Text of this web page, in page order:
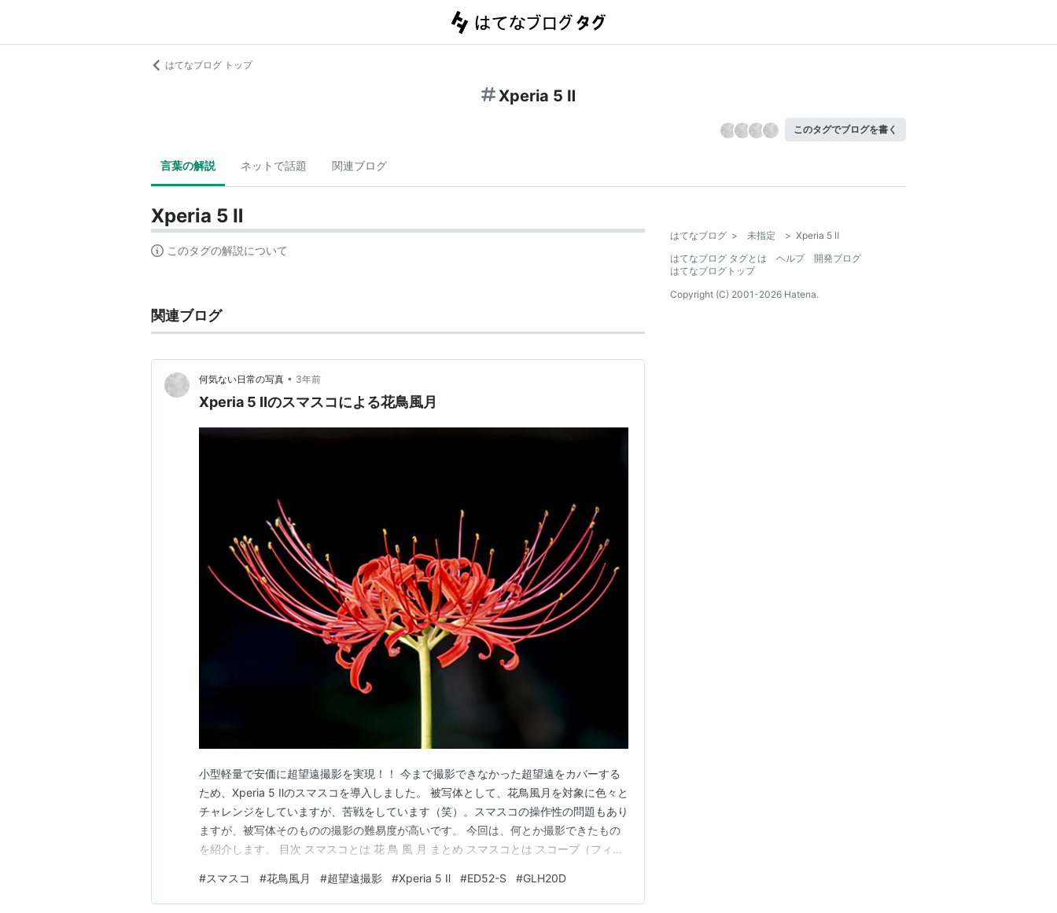
はてなブログ トップ
Xperia 5 Ⅱ
このタグでブログを書く
言葉の解説 ネットで話題 関連ブログ
Xperia 5 Ⅱ
このタグの解説について
関連ブログ
何気ない日常の写真 • 3年前
Xperia 5 Ⅱのスマスコによる花鳥風月
小型軽量で安価に超望遠撮影を実現！！ 今まで撮影できなかった超望遠をカバーする
ため、Xperia 5 Ⅱのスマスコを導入しました。 被写体として、花鳥風月を対象に色々と
チャレンジをしていますが、苦戦をしています（笑）。スマスコの操作性の問題もあり
ますが、被写体そのものの撮影の難易度が高いです。 今回は、何とか撮影できたもの
を紹介します。 目次 スマスコとは 花 鳥 風 月 まとめ スマスコとは スコープ（フィー
影する超望遠撮影です。合成焦点距離（mm）は、スコープ倍率（倍）×スマートフォ
ンカメラ焦点距離（mm）です。…
#スマスコ #花鳥風月 #超望遠撮影 #Xperia 5 Ⅱ #ED52-S #GLH20D
はてなブログ > 未指定 > Xperia 5 Ⅱ
はてなブログ タグとは
ヘルプ
開発ブログ
はてなブログトップ
Copyright (C) 2001-2026 Hatena.